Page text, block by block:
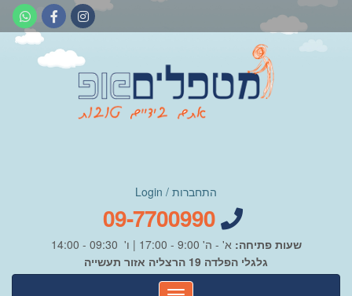
התחברות / Login
שעות פתיחה: א' - ה' 9:00 - 17:00 | ו' 09:30 - 14:00
גלגלי הפלדה 19 הרצליה אזור תעשייה